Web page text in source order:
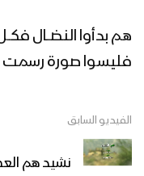
نشيدهم بدأوا النضــال
فليسوا صورة رسمت
الفيديو السابق
نشيد هم